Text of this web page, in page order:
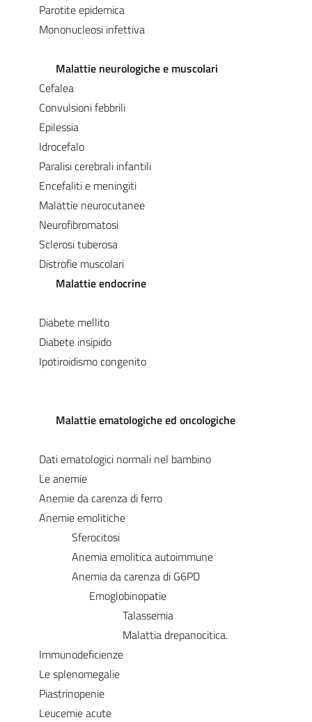
Parotite epidemica
Mononucleosi infettiva
Malattie neurologiche e muscolari
Cefalea
Convulsioni febbrili
Epilessia
Idrocefalo
Paralisi cerebrali infantili
Encefaliti e meningiti
Malattie neurocutanee
Neurofibromatosi
Sclerosi tuberosa
Distrofie muscolari
Malattie endocrine
Diabete mellito
Diabete insipido
Ipotiroidismo congenito
Malattie ematologiche ed oncologiche
Dati ematologici normali nel bambino
Le anemie
Anemie da carenza di ferro
Anemie emolitiche
Sferocitosi
Anemia emolitica autoimmune
Anemia da carenza di G6PD
Emoglobinopatie
Talassemia
Malattia drepanocitica.
Immunodeficienze
Le splenomegalie
Piastrinopenie
Leucemie acute